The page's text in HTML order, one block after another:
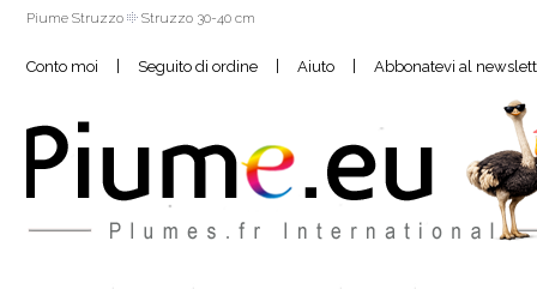
Piume Struzzo Struzzo 30-40 cm
Conto moi | Seguito di ordine | Aiuto | Abbonatevi al